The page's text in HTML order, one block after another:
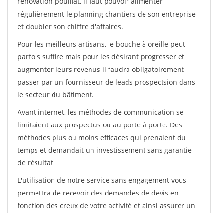
régulièrement le planning chantiers de son entreprise
et doubler son chiffre d'affaires.
Pour les meilleurs artisans, le bouche à oreille peut
parfois suffire mais pour les désirant progresser et
augmenter leurs revenus il faudra obligatoirement
passer par un fournisseur de leads prospectsion dans
le secteur du bâtiment.
Avant internet, les méthodes de communication se
limitaient aux prospectus ou au porte à porte. Des
méthodes plus ou moins efficaces qui prenaient du
temps et demandait un investissement sans garantie
de résultat.
L'utilisation de notre service sans engagement vous
permettra de recevoir des demandes de devis en
fonction des creux de votre activité et ainsi assurer un